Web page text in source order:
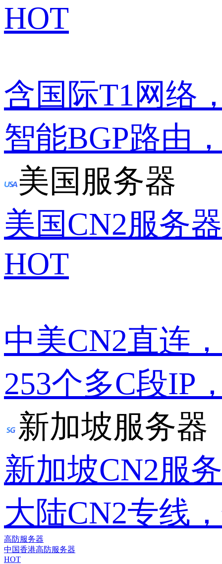
HOT
含国际T1网络
智能BGP路由
美国服务器
美国CN2服务器
HOT
中美CN2直连
253个多C段IP
新加坡服务器
新加坡CN2服
大陆CN2专线
高防服务器
中国香港高防服务器
HOT